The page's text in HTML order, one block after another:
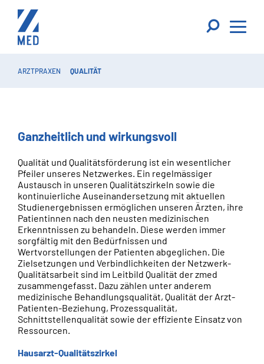
ARZTPRAXEN QUALITÄT
Ganzheitlich und wirkungsvoll
Qualität und Qualitätsförderung ist ein wesentlicher
Pfeiler unseres Netzwerkes. Ein regelmässiger
Austausch in unseren Qualitätszirkeln sowie die
kontinuierliche Auseinandersetzung mit aktuellen
Studienergebnissen ermöglichen unseren Ärzten, ihre
Patientinnen nach den neusten medizinischen
Erkenntnissen zu behandeln. Diese werden immer
sorgfältig mit den Bedürfnissen und
Wertvorstellungen der Patienten abgeglichen. Die
Zielsetzungen und Verbindlichkeiten der Netzwerk-
Qualitätsarbeit sind im Leitbild Qualität der zmed
zusammengefasst. Dazu zählen unter anderem
medizinische Behandlungsqualität, Qualität der Arzt-
Patienten-Beziehung, Prozessqualität,
Schnittstellenqualität sowie der effiziente Einsatz von
Ressourcen.
Hausarzt-Qualitätszirkel